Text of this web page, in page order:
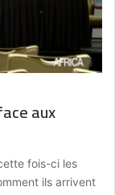
aux
fois-ci les
ils arrivent